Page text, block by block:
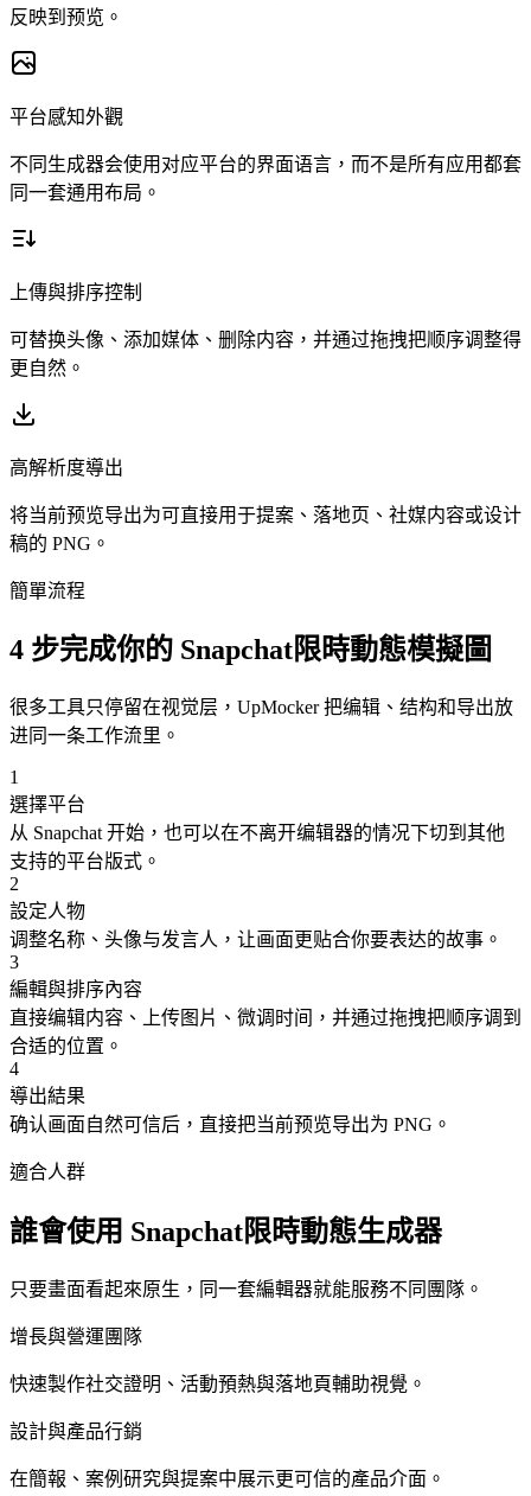
反映到预览。
平台感知外觀
不同生成器会使用对应平台的界面语言，而不是所有应用都套
同一套通用布局。
上傳與排序控制
可替换头像、添加媒体、删除内容，并通过拖拽把顺序调整得
更自然。
高解析度導出
将当前预览导出为可直接用于提案、落地页、社媒内容或设计
稿的 PNG。
簡單流程
4 步完成你的 Snapchat限時動態模擬圖
很多工具只停留在视觉层，UpMocker 把编辑、结构和导出放
进同一条工作流里。
1
選擇平台
从 Snapchat 开始，也可以在不离开编辑器的情况下切到其他
支持的平台版式。
2
設定人物
调整名称、头像与发言人，让画面更贴合你要表达的故事。
3
編輯與排序內容
直接编辑内容、上传图片、微调时间，并通过拖拽把顺序调到
合适的位置。
4
導出結果
确认画面自然可信后，直接把当前预览导出为 PNG。
適合人群
誰會使用 Snapchat限時動態生成器
只要畫面看起來原生，同一套編輯器就能服務不同團隊。
增長與營運團隊
快速製作社交證明、活動預熱與落地頁輔助視覺。
設計與產品行銷
在簡報、案例研究與提案中展示更可信的產品介面。